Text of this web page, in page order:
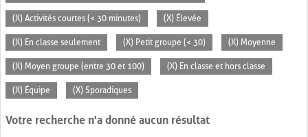
(X) Activités courtes (< 30 minutes) (X) Élevée
(X) En classe seulement (X) Petit groupe (< 30) (X) Moyenne
(X) Moyen groupe (entre 30 et 100) (X) En classe et hors classe
(X) Équipe (X) Sporadiques
Votre recherche n'a donné aucun résultat